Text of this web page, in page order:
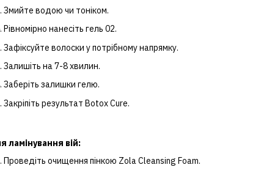
Змийте водою чи тоніком.
Рівномірно нанесіть гель 02.
Зафіксуйте волоски у потрібному напрямку.
Залишіть на 7-8 хвилин.
Заберіть залишки гелю.
Закріпіть результат Botox Cure.
ламінування вій:
Проведіть очищення пінкою Zola Cleansing Foam.